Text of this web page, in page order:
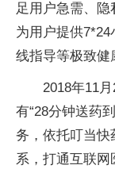
足用户急需、隐
为用户提供
线指导等极致健
2018年11
有“28分钟送药
务，依托叮当快
系，打通互联网